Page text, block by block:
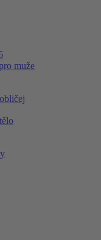
muže